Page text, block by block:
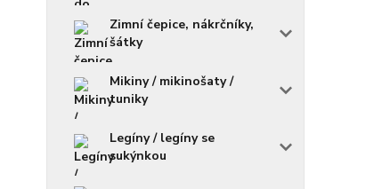
Zimní čepice, nákrčníky,
šátky
Mikiny / mikinošaty /
tuniky
Legíny / legíny se
sukýnkou